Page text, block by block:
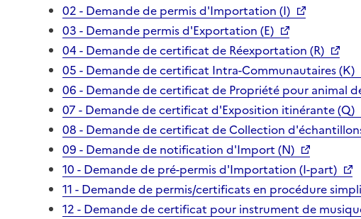
02 - Demande de permis d'Importation (I)
03 - Demande permis d'Exportation (E)
04 - Demande de certificat de Réexportation (R)
05 - Demande de certificat Intra-Communautaires (K)
06 - Demande de certificat de Propriété pour animal
07 - Demande de certificat d'Exposition itinérante (Q)
08 - Demande de certificat de Collection
09 - Demande de notification d'Import (N)
10 - Demande de pré-permis d'Importation (I-part)
11 - Demande de permis/certificats en procédure
12 - Demande de certificat pour instrument de